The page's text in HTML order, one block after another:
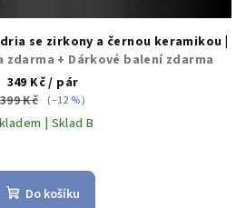
se zirkony a černou keramikou |
zdarma + Dárkové balení zdarma
349 Kč/ pár
399 Kč (–12 %)
| Sklad B
hodnocení
produktu
Do košíku